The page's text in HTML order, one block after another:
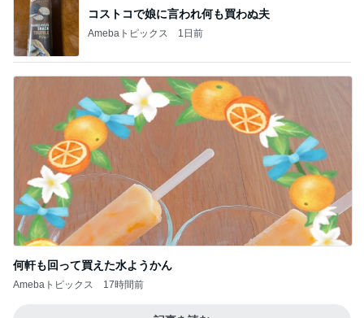
コストコで娘に言われ何も買わぬ夫
Amebaトピックス 1日前
何軒も回って買えた水ようかん
Amebaトピックス 17時間前